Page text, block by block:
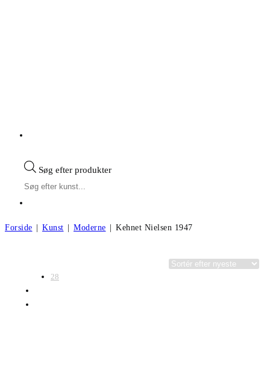
Søg efter produkter
Forside | Kunst | Moderne | Kehnet Nielsen 1947
28